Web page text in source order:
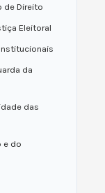
de Direito
Eleitoral
da
das
e do